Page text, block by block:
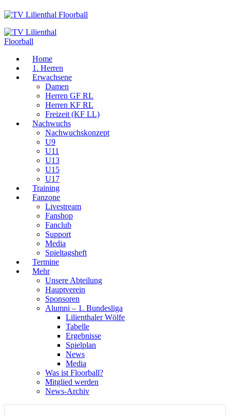
Home
1. Herren
Erwachsene
Damen
Herren GF RL
Herren KF RL
Freizeit (KF LL)
Nachwuchs
Nachwuchskonzept
U9
U11
U13
U15
U17
Training
Fanzone
Livestream
Fanshop
Fanclub
Support
Media
Spieltagsheft
Termine
Mehr
Unsere Abteilung
Hauptverein
Sponsoren
Alumni – 1. Bundesliga
Lilienthaler Wölfe
Tabelle
Ergebnisse
Spielplan
News
Media
Was ist Floorball?
Mitglied werden
News-Archiv